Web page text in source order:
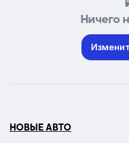
Ничего
НОВЫЕ АВТО